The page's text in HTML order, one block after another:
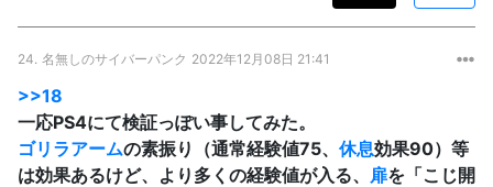
24. 名無しのサイバーパンク 2022年12月08日 21:41
>>18
一応PS4にて検証っぽい事してみた。
ゴリラアームの素振り（通常経験値75、 休息効果90）等
は効果あるけど、より多くの経験値が入る、 扉を「こじ開